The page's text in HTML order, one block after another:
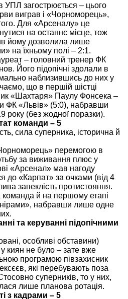
УПЛ загострюється – цього
виграв і «Чорноморець»,
Для «Арсеналу» це
на останнє місце, тож
йому дозволила лише
на їхньому полі – 2:1.
– головний тренер ФК
Його підопічні здолали в
наблизившись до них у
що в першій шістці
«Шахтаря» Паулу Фонсека –
ФК «Львів» (5:0), набравши
року (без жодної поразки).
команди – 5
сила суперника, історична й
перемогою в
за виживання плюс у
«Арсенал» мав нагоду
до «Карпат» за очками (від 4
запеклість протистояння.
команда й на першому етапі
набравши лише одне
та керуванні підопічними
особливі обставини)
киян не було – зате вже
програмою півзахисник
які перебувають поза
суперників, то у них,
лише планова ротація.
з кадрами – 5